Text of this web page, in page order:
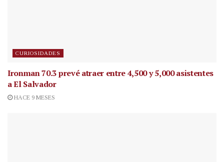
CURIOSIDADES
Ironman 70.3 prevé atraer entre 4,500 y 5,000 asistentes
a El Salvador
HACE 9 MESES